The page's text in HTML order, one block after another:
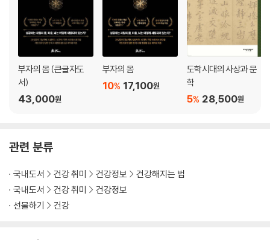
한 오만가지 생각 · 엑스레이 한 장으로 안심하지 마라
05 해독을 위한 최후의 보루, 간_132
간이 해독하는 방법 · 만성 간염 관리가 간암을 막는다 · 술 한 방울 못 마셔
도 지방간이 올 수 있다 · 초음파 검사 vs. 혈액검사, 뭐가 맞을까?
06 생명의 시작과 끝, 심장_144
환절기에 새벽운동이 위험한 이유 · 심장 질환, 간단히 진단해보는 방법
07 우리 몸의 컨트롤타워, 뇌_163
본능부터 기억까지, 뇌가 다 한다 · 뇌 노화, 막을 수 없어도 늦출 수는 있다
· 시냅스는 우리의 인격과 운명을 바꾼다 · 뇌졸중, F.A.S.T를 기억하라 ·
부자의 몸 (큰글자도
서)
43,000원
부자의 몸
17,100원
10%
도학시대의 사상과 문
학
28,500원
5%
관련 분류
국내도서 건강 취미 건강정보
건강해지는 법
국내도서
건강 취미
건강정보
선물하기
건강